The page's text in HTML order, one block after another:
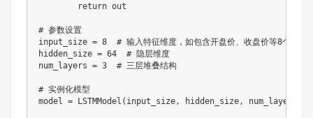
return out
# 参数设置
input_size = 8
# 输入特征维度，如包含开盘价、收盘价等8个特征
hidden_size = 64
# 隐层维度
num_layers = 3 # 三层堆叠结构
# 实例化模型
model = LSTMModel ( input_size , hidden_size , num_layers